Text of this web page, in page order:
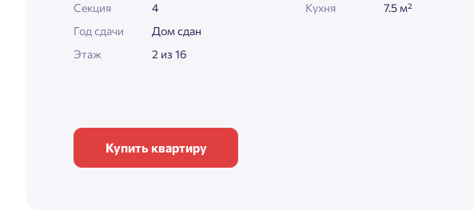
Секция
4
Год сдачи
Дом сдан
Этаж
2 из 16
Кухня
7.5 м²
Купить квартиру